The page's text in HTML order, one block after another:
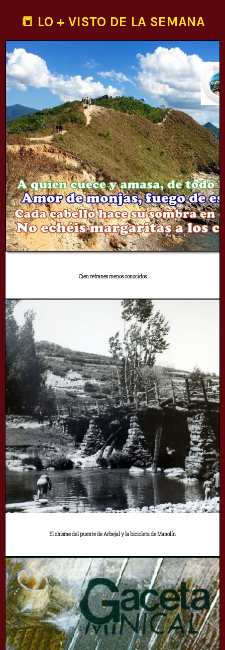
📒 LO + VISTO DE LA SEMANA
Cien refranes menos conocidos
El chisme del puente de Arbejal y la bicicleta de Manolín